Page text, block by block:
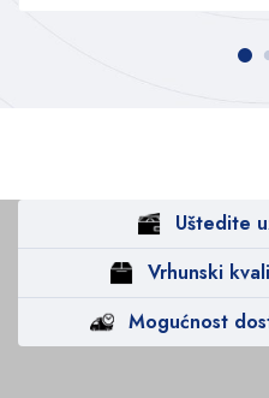
Uštedite
Vrhunski
Mogućnost